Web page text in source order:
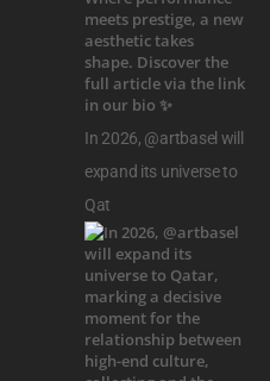
In 2026, @artbasel will
expand its universe to
Qat